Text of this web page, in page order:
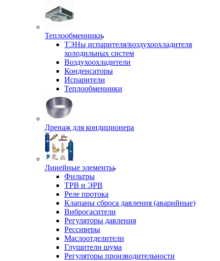
Теплообменники
ТЭНы испарителя/воздухоохладителя
холодильных систем
Воздухоохладители
Конденсаторы
Испарители
Теплообменники
Дренаж для кондиционера
Линейные элементы
Фильтры
ТРВ и ЭРВ
Реле протока
Клапаны сброса давления (аварийные)
Виброгасители
Регуляторы давления
Рессиверы
Маслоотделители
Глушители шума
Регуляторы производительности